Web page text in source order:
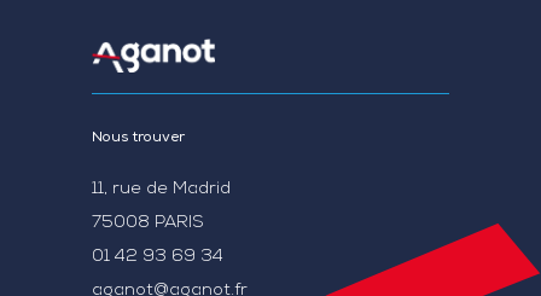
Nous trouver
11, rue de Madrid
75008 PARIS
01 42 93 69 34
aganot@aganot.fr